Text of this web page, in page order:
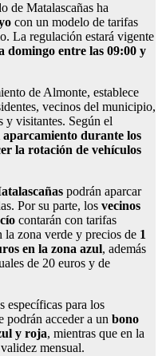
de Matalascañas ha
con un modelo de tarifas
La regulación estará vigente
domingo entre las 09:00 y
de Almonte, establece
vecinos del municipio,
y visitantes. Según el
durante los
la rotación de vehículos
podrán aparcar
Por su parte, los vecinos
contarán con tarifas
la zona verde y precios de 1
en la zona azul, además
de 20 euros y de
específicas para los
podrán acceder a un bono
y roja, mientras que en la
mensual.